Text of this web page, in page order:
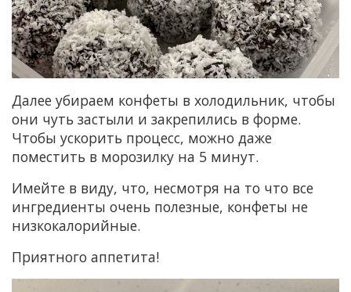
Далее убираем конфеты в холодильник, чтобы
они чуть застыли и закрепились в форме.
Чтобы ускорить процесс, можно даже
поместить в морозилку на 5 минут.
Имейте в виду, что, несмотря на то что все
ингредиенты очень полезные, конфеты не
низкокалорийные.
Приятного аппетита!